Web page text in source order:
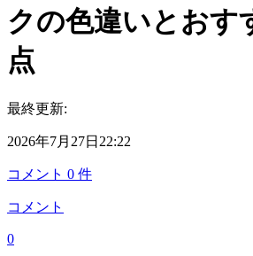
クの色違いとおす
点
最終更新:
2026年7月27日22:22
コメント 0 件
コメント
0